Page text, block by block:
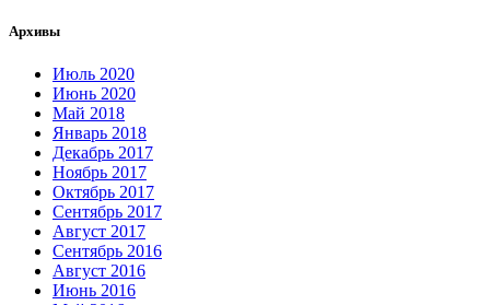
Архивы
Июль 2020
Июнь 2020
Май 2018
Январь 2018
Декабрь 2017
Ноябрь 2017
Октябрь 2017
Сентябрь 2017
Август 2017
Сентябрь 2016
Август 2016
Июнь 2016